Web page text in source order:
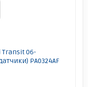
Transit 06-
PA0324AF